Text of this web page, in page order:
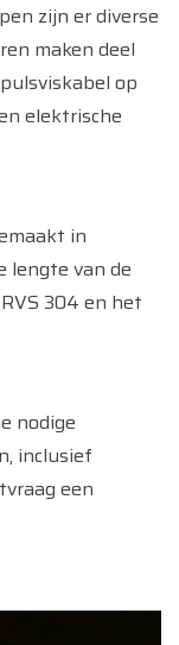
zijn er diverse
maken deel
op
elektrische
in
lengte van de
304 en het
nodige
inclusief
een